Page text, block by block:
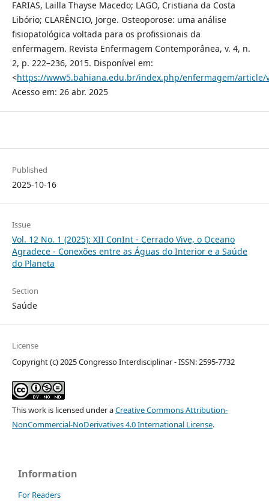
FARIAS, Lailla Thayse Macedo; LAGO, Cristiana da Costa
Libório; CLARÊNCIO, Jorge. Osteoporose: uma análise
fisiopatológica voltada para os profissionais da
enfermagem. Revista Enfermagem Contemporânea, v. 4, n.
2, p. 222–236, 2015. Disponível em:
<https://www5.bahiana.edu.br/index.php/enfermagem/article/
Acesso em: 26 abr. 2025
Published
2025-10-16
Issue
Vol. 12 No. 1 (2025): XII ConInt - Cerrado Vive, o Oceano
Agradece - Conexões entre as Águas do Interior e a Saúde
do Planeta
Section
Saúde
License
Copyright (c) 2025 Congresso Interdisciplinar - ISSN: 2595-7732
This work is licensed under aCreative Commons Attribution-
NonCommercial-NoDerivatives 4.0 International License.
Information
For Readers